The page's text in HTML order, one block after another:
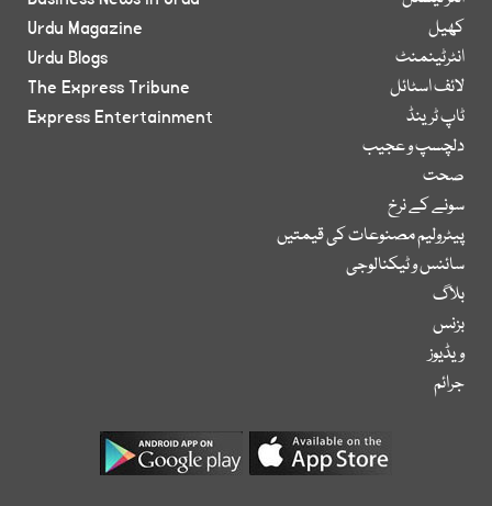
کھیل
انٹرٹینمنٹ
لائف اسٹائل
ٹاپ ٹرینڈ
دلچسپ و عجیب
صحت
سونے کے نرخ
پیٹرولیم مصنوعات کی قیمتیں
سائنس و ٹیکنالوجی
بلاگ
بزنس
ویڈیوز
جرائم
Urdu Magazine
Urdu Blogs
The Express Tribune
Express Entertainment